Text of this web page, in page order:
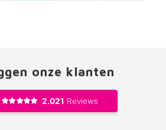
onze klanten